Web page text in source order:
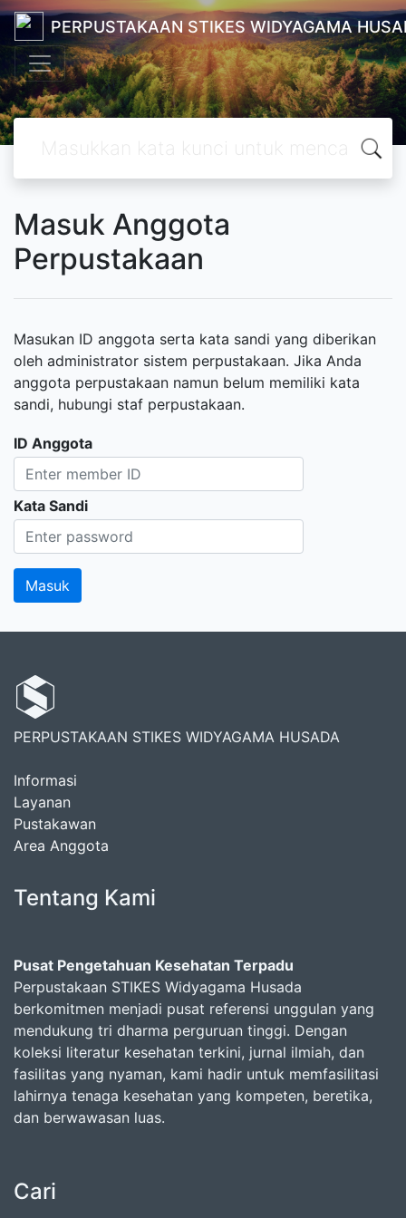
PERPUSTAKAAN STIKES WIDYAGAMA
Masuk Anggota
Perpustakaan
Masukan ID anggota serta kata sandi yang diberikan
oleh administrator sistem perpustakaan. Jika Anda
anggota perpustakaan namun belum memiliki kata
sandi, hubungi staf perpustakaan.
ID Anggota
Kata Sandi
PERPUSTAKAAN STIKES WIDYAGAMA HUSADA
Informasi
Layanan
Pustakawan
Area Anggota
Tentang Kami
Pusat Pengetahuan Kesehatan Terpadu
Perpustakaan STIKES Widyagama Husada
berkomitmen menjadi pusat referensi unggulan yang
mendukung tri dharma perguruan tinggi. Dengan
koleksi literatur kesehatan terkini, jurnal ilmiah, dan
fasilitas yang nyaman, kami hadir untuk memfasilitasi
lahirnya tenaga kesehatan yang kompeten, beretika,
dan berwawasan luas.
Cari